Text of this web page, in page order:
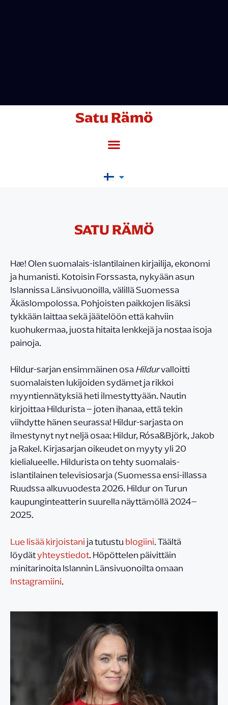
Satu Rämö
SATU RÄMÖ
Hæ! Olen suomalais-islantilainen kirjailija, ekonomi
ja humanisti. Kotoisin Forssasta, nykyään asun
Islannissa Länsivuonoilla, välillä Suomessa
Äkäslompolossa. Pohjoisten paikkojen lisäksi
tykkään laittaa sekä jäätelöön että kahviin
kuohukermaa, juosta hitaita lenkkejä ja nostaa isoja
painoja.
Hildur-sarjan ensimmäinen osaHildurvalloitti
suomalaisten lukijoiden sydämet ja rikkoi
myyntiennätyksiä heti ilmestyttyään. Nautin
kirjoittaa Hildurista – joten ihanaa, että tekin
viihdytte hänen seurassa! Hildur-sarjasta on
ilmestynyt nyt neljä osaa: Hildur, Rósa&Björk, Jakob
ja Rakel. Kirjasarjan oikeudet on myyty yli 20
kielialueelle. Hildurista on tehty suomalais-
islantilainen televisiosarja (Suomessa ensi-illassa
Ruudssa alkuvuodesta 2026. Hildur on Turun
kaupunginteatterin suurella näyttämöllä 2024–
2025.
Lue lisää kirjoistanija tutustublogiini. Täältä
löydätyhteystiedot. Höpöttelen päivittäin
minitarinoita Islannin Länsivuonoilta omaan
Instagramiini.